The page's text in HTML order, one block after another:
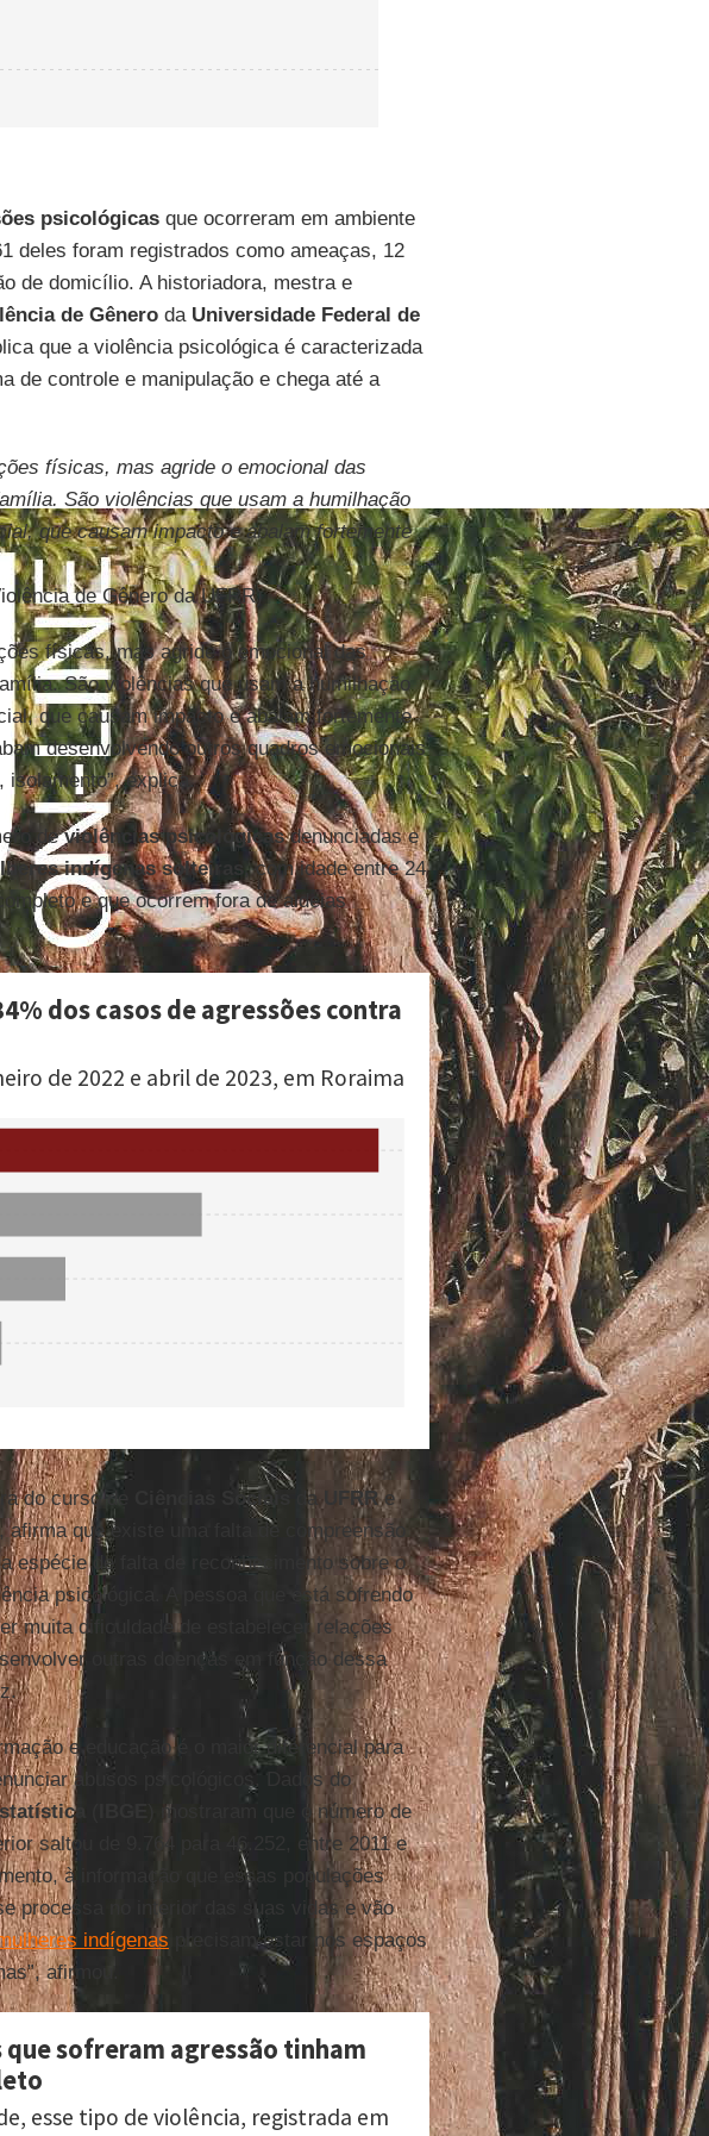
psicológicasque ocorreram em ambiente
deles foram registrados como ameaças, 12
de domicílio. A historiadora, mestra e
de Gêneroda Universidade Federal de
que a violência psicológica é caracterizada
de controle e manipulação e chega até a
físicas, mas agride o emocional das
São violências que usam a humilhação
que causam impacto e abalam fortemente
de Gênero da UFRR)
físicas, mas agride o emocional das
São violências que usam a humilhação
que causam impacto e abalam fortemente
desenvolvendo outros quadros emocionais
isolamento”, explica.
deviolências psicológicasdenunciadas e
indígenas solteiras , com idade entre 24
e que ocorrem fora de aldeias
do curso de Ciências Sociais daUFRRe
que existe uma falta de compreensão
espécie de falta de reconhecimento sobre o
psicológica. A pessoa que está sofrendo
muita dificuldade de estabelecer relações
outras doenças em função dessa
e educação é o maior diferencial para
abusos psicológicos. Dados do
) mostraram que o número de
saltou de 9.764 para 46.252, entre 2011 e
à informação que essas populações
processa no interior das suas vidas e vão
indígenas precisam estar nos espaços
afirmou.